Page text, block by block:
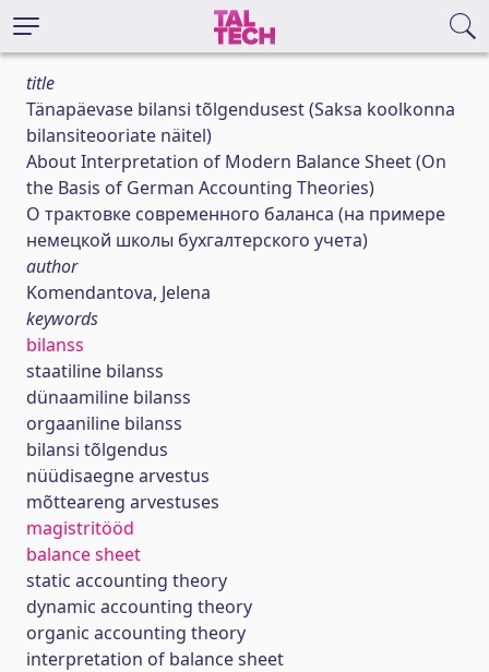
title
Tänapäevase bilansi tõlgendusest (Saksa koolkonna
bilansiteooriate näitel)
About Interpretation of Modern Balance Sheet (On
the Basis of German Accounting Theories)
О трактовке современного баланса (на примере
немецкой школы бухгалтерского учета)
author
Komendantova, Jelena
keywords
bilanss
staatiline bilanss
dünaamiline bilanss
orgaaniline bilanss
bilansi tõlgendus
nüüdisaegne arvestus
mõtteareng arvestuses
magistritööd
balance sheet
static accounting theory
dynamic accounting theory
organic accounting theory
interpretation of balance sheet